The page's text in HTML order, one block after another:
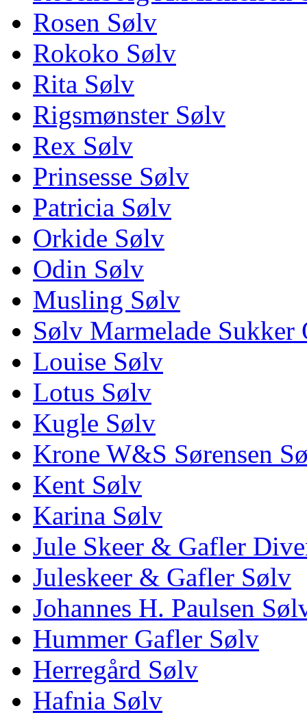
Rosen Sølv
Rokoko Sølv
Rita Sølv
Rigsmønster Sølv
Rex Sølv
Prinsesse Sølv
Patricia Sølv
Orkide Sølv
Odin Sølv
Musling Sølv
Sølv Marmelade Sukker
Louise Sølv
Lotus Sølv
Kugle Sølv
Krone W&S Sørensen
Kent Sølv
Karina Sølv
Jule Skeer & Gafler
Juleskeer & Gafler Sølv
Johannes H. Paulsen
Hummer Gafler Sølv
Herregård Sølv
Hafnia Sølv